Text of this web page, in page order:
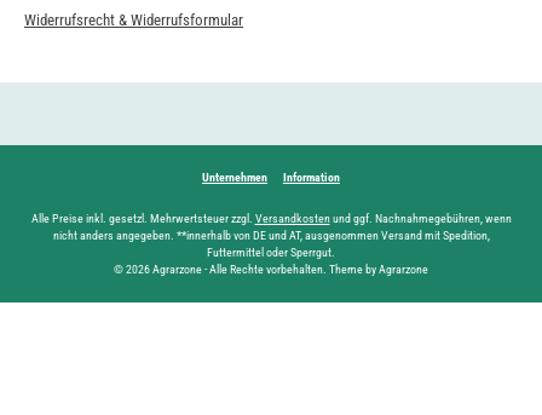
Widerrufsrecht & Widerrufsformular
Unternehmen Information
Alle Preise inkl. gesetzl. Mehrwertsteuer zzgl. Versandkostenund ggf. Nachnahmegebühren, wenn
nicht anders angegeben. **innerhalb von DE und AT, ausgenommen Versand mit Spedition,
Futtermittel oder Sperrgut.
© 2026 Agrarzone - Alle Rechte vorbehalten. Theme by Agrarzone